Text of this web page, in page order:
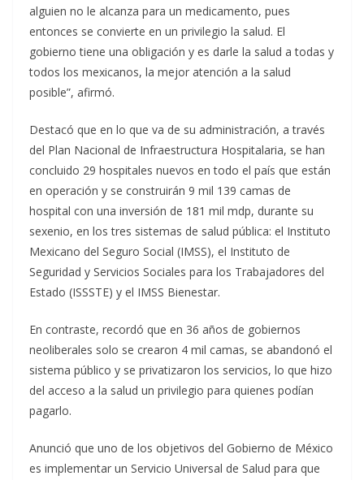
alguien no le alcanza para un medicamento, pues
entonces se convierte en un privilegio la salud. El
gobierno tiene una obligación y es darle la salud a todas y
todos los mexicanos, la mejor atención a la salud
posible”, afirmó.
Destacó que en lo que va de su administración, a través
del Plan Nacional de Infraestructura Hospitalaria, se han
concluido 29 hospitales nuevos en todo el país que están
en operación y se construirán 9 mil 139 camas de
hospital con una inversión de 181 mil mdp, durante su
sexenio, en los tres sistemas de salud pública: el Instituto
Mexicano del Seguro Social (IMSS), el Instituto de
Seguridad y Servicios Sociales para los Trabajadores del
Estado (ISSSTE) y el IMSS Bienestar.
En contraste, recordó que en 36 años de gobiernos
neoliberales solo se crearon 4 mil camas, se abandonó el
sistema público y se privatizaron los servicios, lo que hizo
del acceso a la salud un privilegio para quienes podían
pagarlo.
Anunció que uno de los objetivos del Gobierno de México
es implementar un Servicio Universal de Salud para que